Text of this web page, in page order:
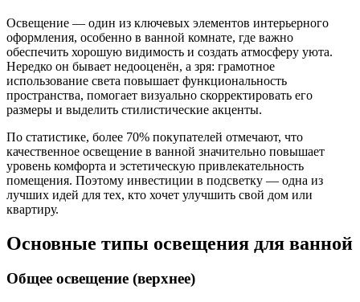
Освещение — один из ключевых элементов интерьерного
оформления, особенно в ванной комнате, где важно
обеспечить хорошую видимость и создать атмосферу уюта.
Нередко он бывает недооценён, а зря: грамотное
использование света повышает функциональность
пространства, помогает визуально скорректировать его
размеры и выделить стилистические акценты.
По статистике, более 70% покупателей отмечают, что
качественное освещение в ванной значительно повышает
уровень комфорта и эстетическую привлекательность
помещения. Поэтому инвестиции в подсветку — одна из
лучших идей для тех, кто хочет улучшить свой дом или
квартиру.
Основные типы освещения для ванной
Общее освещение (верхнее)